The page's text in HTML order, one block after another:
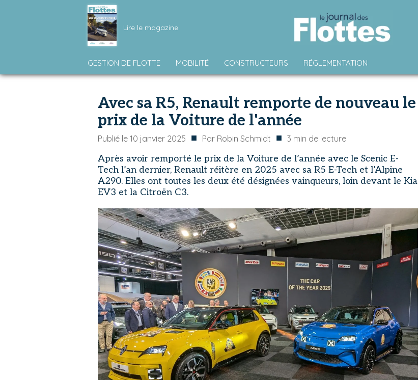
Lire le magazine
GESTION DE FLOTTE MOBILITÉ CONSTRUCTEURS RÉGLEMENTATION
Avec sa R5, Renault remporte de nouveau le
prix de la Voiture de l'année
Publié le 10 janvier 2025 ■ Par Robin Schmidt ■ 3 min de lecture
Après avoir remporté le prix de la Voiture de l’année avec le Scenic E-
Tech l’an dernier, Renault réitère en 2025 avec sa R5 E-Tech et l’Alpine
A290. Elles ont toutes les deux été désignées vainqueurs, loin devant le Kia
EV3 et la Citroën C3.